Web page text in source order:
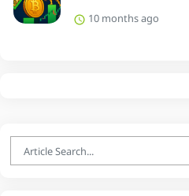
10 months ago